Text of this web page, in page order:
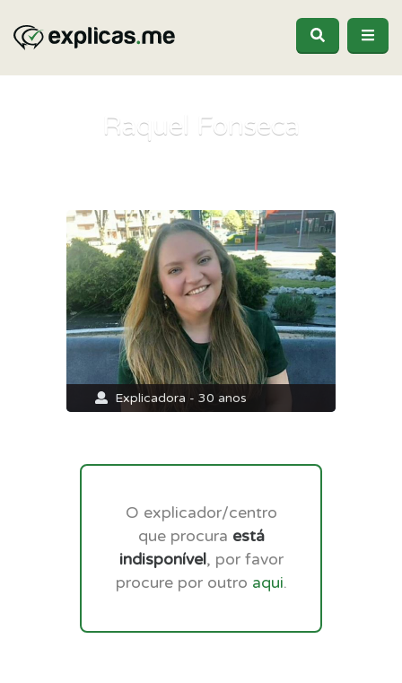
Raquel Fonseca
Explicadora - 30 anos
O explicador/centro
que procura está
indisponível, por favor
procure por outro aqui.